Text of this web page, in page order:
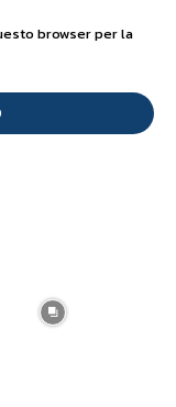
browser per la